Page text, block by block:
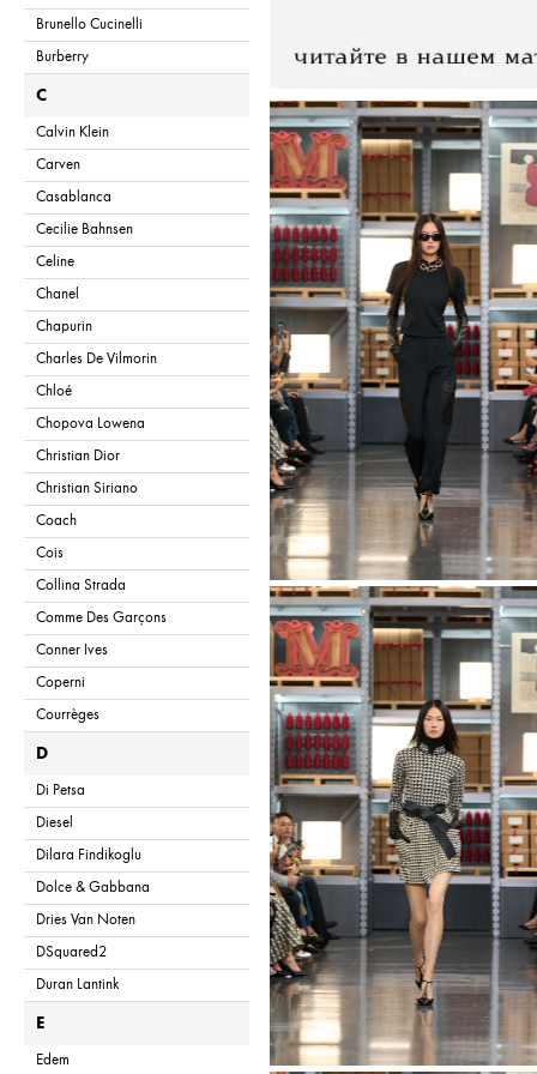
Brunello Cucinelli
Burberry
C
Calvin Klein
Carven
Casablanca
Cecilie Bahnsen
Celine
Chanel
Chapurin
Charles De Vilmorin
Chloé
Chopova Lowena
Christian Dior
Christian Siriano
Coach
Cois
Collina Strada
Comme Des Garçons
Conner Ives
Coperni
Courrèges
D
Di Petsa
Diesel
Dilara Findikoglu
Dolce & Gabbana
Dries Van Noten
DSquared2
Duran Lantink
E
Edem